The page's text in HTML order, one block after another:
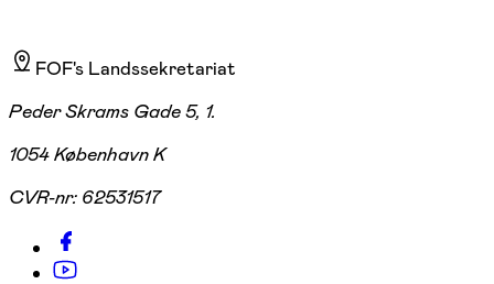
FOF's Landssekretariat
Peder Skrams Gade 5, 1.
1054 København K
CVR-nr: 62531517